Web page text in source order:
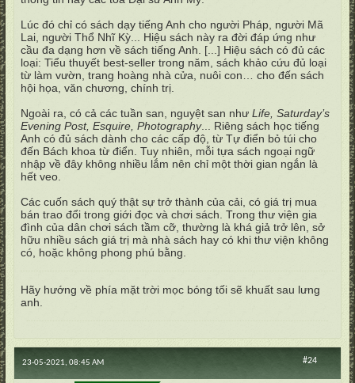
Lúc đó chỉ có sách dạy tiếng Anh cho người Pháp, người Mã
Lai, người Thổ Nhĩ Kỳ... Hiệu sách này ra đời đáp ứng như
cầu đa dạng hơn về sách tiếng Anh. [...] Hiệu sách có đủ các
loại: Tiểu thuyết best-seller trong năm, sách khảo cứu đủ loại
từ làm vườn, trang hoàng nhà cửa, nuôi con… cho đến sách
hội họa, văn chương, chính trị.
Ngoài ra, có cả các tuần san, nguyệt san như Life, Saturday’s
Evening Post, Esquire, Photography... Riêng sách học tiếng
Anh có đủ sách dành cho các cấp độ, từ Tự điển bỏ túi cho
đến Bách khoa từ điển. Tuy nhiên, mỗi tựa sách ngoại ngữ
nhập về đây không nhiều lắm nên chỉ một thời gian ngắn là
hết veo.
Các cuốn sách quý thật sự trở thành của cải, có giá trị mua
bán trao đổi trong giới đọc và chơi sách. Trong thư viện gia
đình của dân chơi sách tầm cỡ, thường là khá giả trở lên, sở
hữu nhiều sách giá trị mà nhà sách hay có khi thư viện không
có, hoặc không phong phú bằng.
Hãy hướng về phía mặt trời mọc bóng tối sẽ khuất sau lưng
anh.
#24
23-05-2021, 08:45 AM